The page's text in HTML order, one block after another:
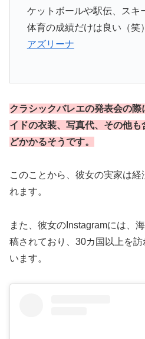
ケットボールや駅伝、スキ
体育の成績だけは良い（笑
アズリーナ
クラシックバレエの発表会の
イドの衣装、写真代、その他
どかかるそうです。
このことから、彼女の実家は
れます。
また、彼女のInstagramには、
稿されており、30カ国以上を
います。